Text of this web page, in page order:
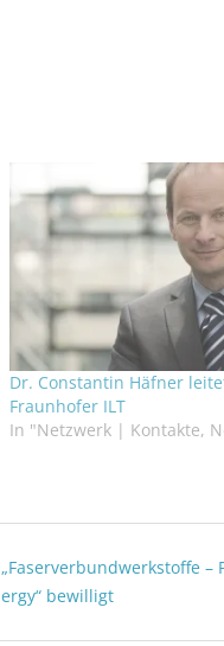
Dr. Constantin Häfner
Fraunhofer ILT
In "Netzwerk | Kontakte,
–
bewilligt